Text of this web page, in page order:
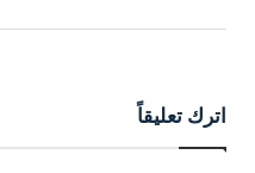
اترك تعليقاً